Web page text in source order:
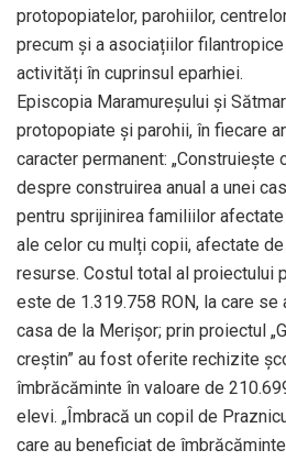
protopopiatelor, parohiilor,
precum și a asociațiilor
activități în cuprinsul eparhiei.
Episcopia Maramureșului și
protopopiate și parohii, în fiecare
caracter permanent:
despre construirea anual a unei
pentru sprijinirea familiilor
ale celor cu mulți copii, afectate
resurse. Costul total al proiectului
este de 1.319.758 RON, la care se
casa de la Merișor; prin proiectul
creștin” au fost oferite rechizite
îmbrăcăminte în valoare de
elevi. „Îmbracă un copil de
care au beneficiat de